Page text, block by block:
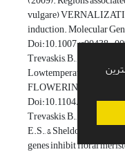
vulgare)
induction. Molecular
Doi:10.1007/s00438-
Trevaskis, B., Hemming,
Lowtemperature and
FLOWERING LOCUS T
Doi:10.1104/
Trevaskis, B., Tadege, M.,
E.S., & Sheldon, C.
genes inhibit floral